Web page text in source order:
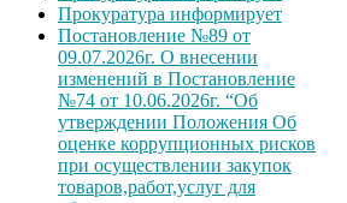
Прокуратура информирует
Постановление №89 от
09.07.2026г. О внесении
изменений в Постановление
№74 от 10.06.2026г. “Об
утверждении Положения Об
оценке коррупционных рисков
при осуществлении закупок
товаров,работ,услуг для